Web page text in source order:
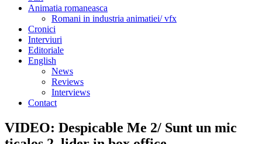
Animatia romaneasca
Romani in industria animatiei/ vfx
Cronici
Interviuri
Editoriale
English
News
Reviews
Interviews
Contact
VIDEO: Despicable Me 2/ Sunt un mic